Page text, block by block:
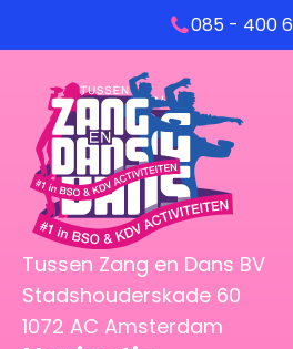
085 - 400
Tussen Zang en Dans BV
Stadshouderskade 60
1072 AC Amsterdam